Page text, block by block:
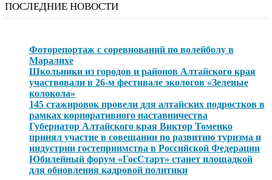
ПОСЛЕДНИЕ НОВОСТИ
Фоторепортаж с соревнований по волейболу в
Маралихе
Школьники из городов и районов Алтайского края
участвовали в 26-м фестивале экологов «Зеленые
колокола»
145 стажировок провели для алтайских подростков в
рамках корпоративного наставничества
Губернатор Алтайского края Виктор Томенко
принял участие в совещании по развитию туризма и
индустрии гостеприимства в Российской Федерации
Юбилейный форум «ГосСтарт» станет площадкой
для обновления кадровой политики